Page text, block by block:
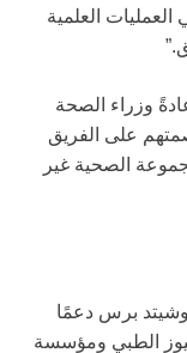
العلمية
وزراء الصحة
على الفريق
الصحية غير
برس دعمًا
الطبي ومؤسسة